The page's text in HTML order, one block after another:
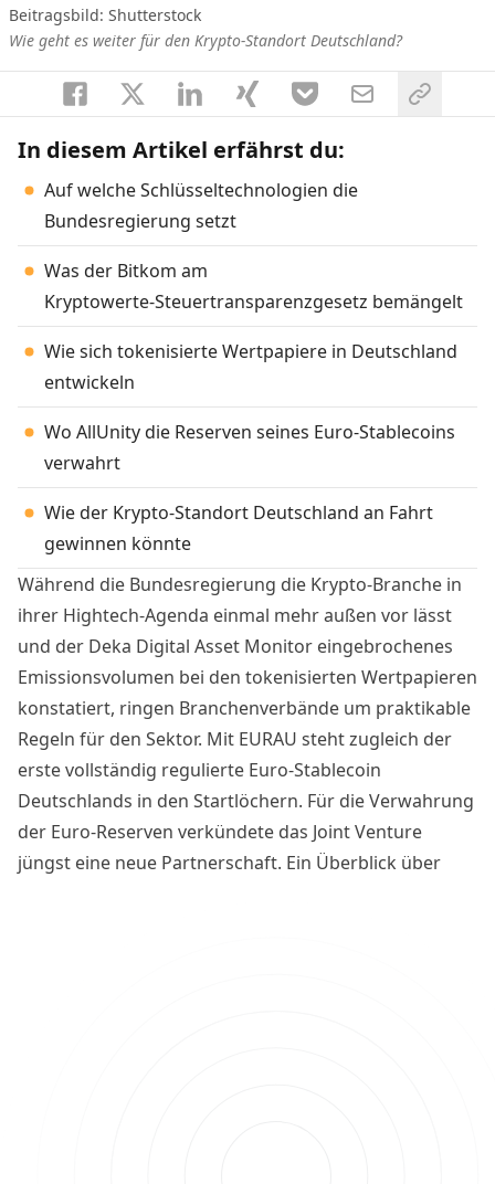
Beitragsbild: Shutterstock
Wie geht es weiter für den Krypto-Standort Deutschland?
In diesem Artikel erfährst du:
Auf welche Schlüsseltechnologien die
Bundesregierung setzt
Was der Bitkom am
Kryptowerte‑Steuertransparenzgesetz bemängelt
Wie sich tokenisierte Wertpapiere in Deutschland
entwickeln
Wo AllUnity die Reserven seines Euro-Stablecoins
verwahrt
Wie der Krypto-Standort Deutschland an Fahrt
gewinnen könnte
Während die Bundesregierung die Krypto-Branche in
ihrer Hightech-Agenda einmal mehr außen vor lässt
und der Deka Digital Asset Monitor eingebrochenes
Emissionsvolumen bei den tokenisierten Wertpapieren
konstatiert, ringen Branchenverbände um praktikable
Regeln für den Sektor. Mit EURAU steht zugleich der
erste vollständig regulierte Euro‑Stablecoin
Deutschlands in den Startlöchern. Für die Verwahrung
der Euro-Reserven verkündete das Joint Venture
jüngst eine neue Partnerschaft. Ein Überblick über